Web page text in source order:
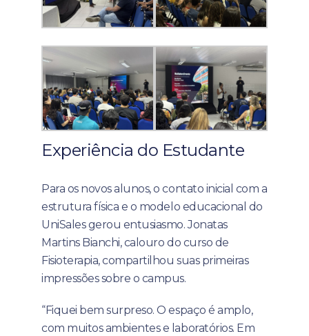
Experiência do Estudante
Para os novos alunos, o contato inicial com a
estrutura física e o modelo educacional do
UniSales gerou entusiasmo. Jonatas
Martins Bianchi, calouro do curso de
Fisioterapia, compartilhou suas primeiras
impressões sobre o campus.
“Fiquei bem surpreso. O espaço é amplo,
com muitos ambientes e laboratórios. Em